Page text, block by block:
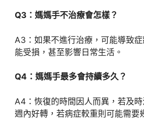
Q3：媽媽手不治療會怎樣？
A3：如果不進行治療，可能導致
能受損，甚至影響日常生活。
Q4：媽媽手最多會持續多久？
A4：恢復的時間因人而異，若及
週內好轉，若病症較重則可能需要